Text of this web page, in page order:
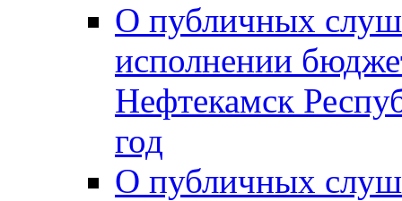
О публичных
исполнении
Нефтекамск
год
О публичных